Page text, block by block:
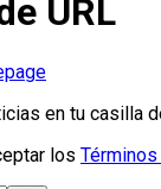
URL
en tu casilla
los